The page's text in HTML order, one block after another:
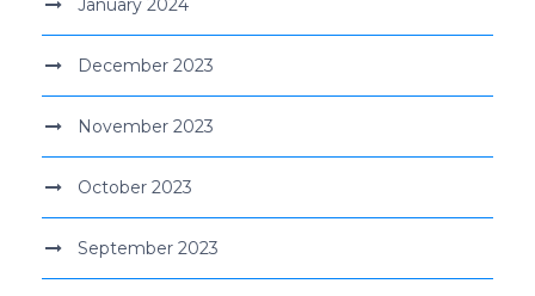
January 2024
December 2023
November 2023
October 2023
September 2023